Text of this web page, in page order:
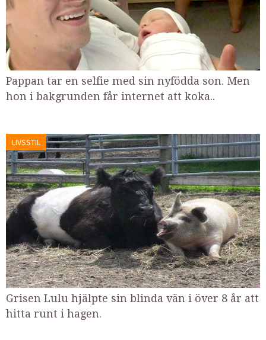
Pappan tar en selfie med sin nyfödda son. Men
hon i bakgrunden får internet att koka..
LIVSSTIL
Grisen Lulu hjälpte sin blinda vän i över 8 år att
hitta runt i hagen.